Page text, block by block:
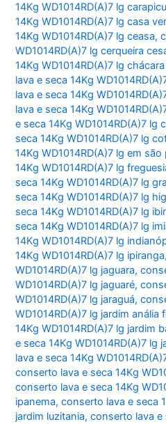
14Kg WD1014RD(A)7 lg
14Kg WD1014RD(A)7 lg casa
14Kg WD1014RD(A)7 lg ceasa,
WD1014RD(A)7 lg cerqueira
14Kg WD1014RD(A)7 lg
lava e seca 14Kg
lava e seca 14Kg
lava e seca 14Kg
e seca 14Kg WD1014RD(A)7 lg
seca 14Kg WD1014RD(A)7 lg
14Kg WD1014RD(A)7 lg em são
14Kg WD1014RD(A)7 lg
seca 14Kg WD1014RD(A)7 lg
seca 14Kg WD1014RD(A)7 lg
seca 14Kg WD1014RD(A)7 lg
seca 14Kg WD1014RD(A)7 lg
14Kg WD1014RD(A)7 lg
14Kg WD1014RD(A)7 lg ipiranga
WD1014RD(A)7 lg jaguara,
WD1014RD(A)7 lg jaguaré,
WD1014RD(A)7 lg jaraguá,
WD1014RD(A)7 lg jardim anália
14Kg WD1014RD(A)7 lg jardim
e seca 14Kg WD1014RD(A)7 lg
lava e seca 14Kg
conserto lava e seca 14Kg
conserto lava e seca 14Kg
ipanema,conserto lava e seca
jardim luzitania,conserto lava e